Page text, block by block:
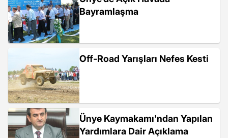
Bayramlaşma
Off-Road Yarışları Nefes Kesti
Ünye Kaymakamı'ndan Yapılan
Yardımlara Dair Açıklama